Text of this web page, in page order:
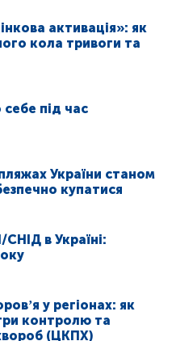
активація»: як
кола тривоги та
під час
України станом
купатися
в Україні:
у регіонах: як
контролю та
(ЦКПХ)